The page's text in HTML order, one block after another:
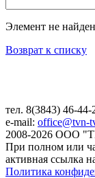
Элемент не
Возврат к списку
тел. 8(3843) 46-44-
e-mail: office@tvn-
2008-2026 ООО
При полном или
активная ссылка
Политика